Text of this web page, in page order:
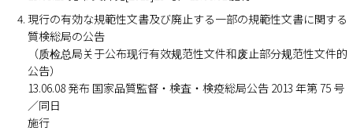
現行の有効な規範性文書及び廃止する一部の規範性文書に関する
質検総局の公告
（质检总局关于公布现行有效规范性文件和废止部分规范性文件的
公告）
13.06.08 発布 国家品質監督・検査・検疫総局公告 2013 年第 75 号
／同日
施行